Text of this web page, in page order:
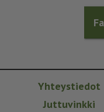
Yhteystiedot
Juttuvinkki